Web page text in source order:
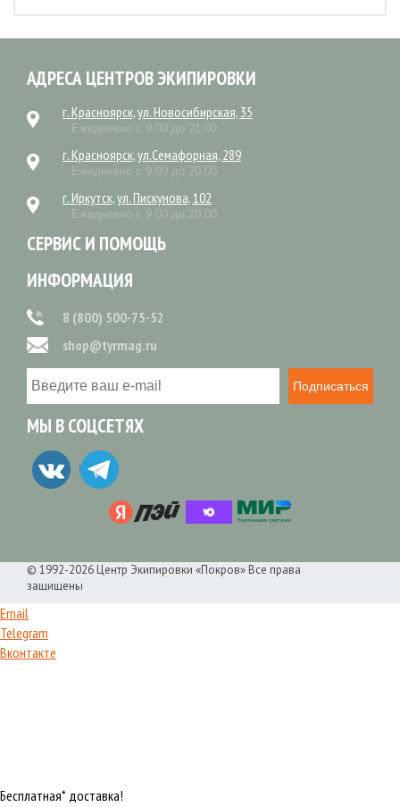
АДРЕСА ЦЕНТРОВ ЭКИПИРОВКИ
г. Красноярск, ул. Новосибирская, 35
Ежедневно с 9.00 до 21.00
г. Красноярск, ул.Семафорная, 289
Ежедневно с 9.00 до 20.00
г. Иркутск, ул. Пискунова, 102
Ежедневно с 9.00 до 20.00
СЕРВИС И ПОМОЩЬ
ИНФОРМАЦИЯ
8 (800) 500-75-52
shop@tyrmag.ru
Подписаться
МЫ В СОЦСЕТЯХ
© 1992-2026 Центр Экипировки «Покров» Все права
защищены
Email
Telegram
Вконтакте
Бесплатная* доставка!